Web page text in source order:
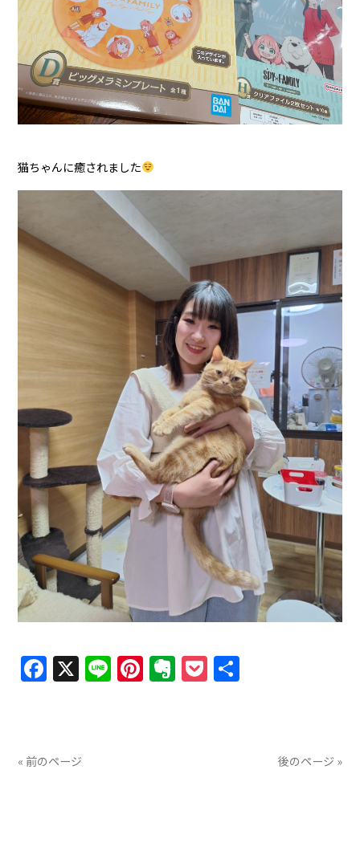
猫ちゃんに癒されました
Facebook
X LinePinterest
Evernote
Pocket
« 前のページ 後のページ »